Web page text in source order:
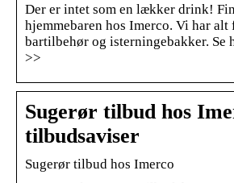
Der er intet som en lækker drink!
hjemmebaren hos Imerco. Vi har alt
bartilbehør og isterningebakker. Se
>>
Sugerør tilbud hos
tilbudsaviser
Sugerør tilbud hos Imerco